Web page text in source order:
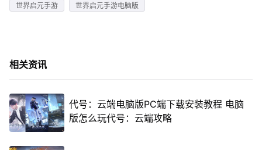
世界启元手游
世界启元手游电脑版
相关资讯
代号：云端电脑版PC端下载安装教程 电脑
版怎么玩代号：云端攻略